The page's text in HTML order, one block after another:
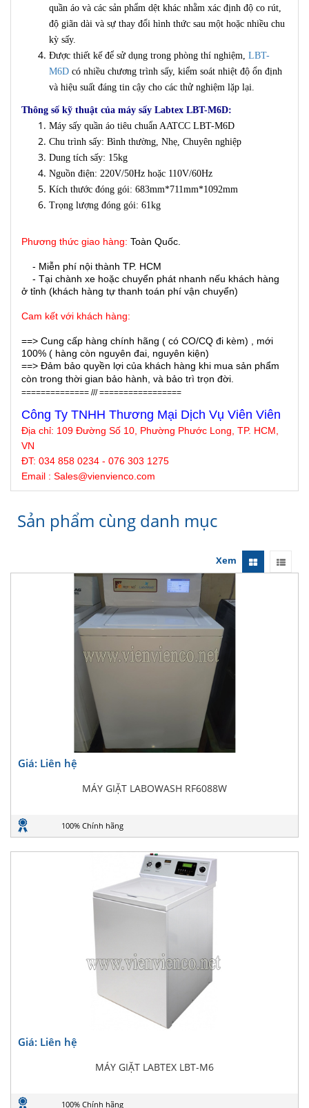
quần áo và các sản phẩm dệt khác nhằm xác định độ co rút,
độ giãn dài và sự thay đổi hình thức sau một hoặc nhiều chu
kỳ sấy.
Được thiết kế để sử dụng trong phòng thí nghiệm, LBT-
M6D có nhiều chương trình sấy, kiểm soát nhiệt độ ổn định
và hiệu suất đáng tin cậy cho các thử nghiệm lặp lại.
Thông số kỹ thuật của máy sấy Labtex LBT-M6D:
Máy sấy quần áo tiêu chuẩn AATCC LBT-M6D
Chu trình sấy: Bình thường, Nhẹ, Chuyên nghiệp
Dung tích sấy: 15kg
Nguồn điện: 220V/50Hz hoặc 110V/60Hz
Kích thước đóng gói: 683mm*711mm*1092mm
Trọng lượng đóng gói: 61kg
Phương thức giao hàng: Toàn Quốc.
- Miễn phí nội thành TP. HCM
- Tại chành xe hoặc chuyển phát nhanh nếu khách hàng
ở tỉnh (khách hàng tự thanh toán phí vận chuyển)
Cam kết với khách hàng:
==> Cung cấp hàng chính hãng ( có CO/CQ đi kèm) , mới
100% ( hàng còn nguyên đai, nguyên kiện)
==> Đảm bảo quyền lợi của khách hàng khi mua sản phẩm
còn trong thời gian bảo hành, và bảo trì trọn đời.
============== /// =================
Công Ty TNHH Thương Mại Dịch Vụ Viên Viên
Địa chỉ: 109 Đường Số 10, Phường Phước Long, TP. HCM,
VN
ĐT: 034 858 0234 - 076 303 1275
Email : Sales@vienvienco .com
Sản phẩm cùng danh mục
Xem
Giá: Liên hệ
MÁY GIẶT LABOWASH RF6088W
100% Chính hãng
Giá: Liên hệ
MÁY GIẶT LABTEX LBT-M6
100% Chính hãng